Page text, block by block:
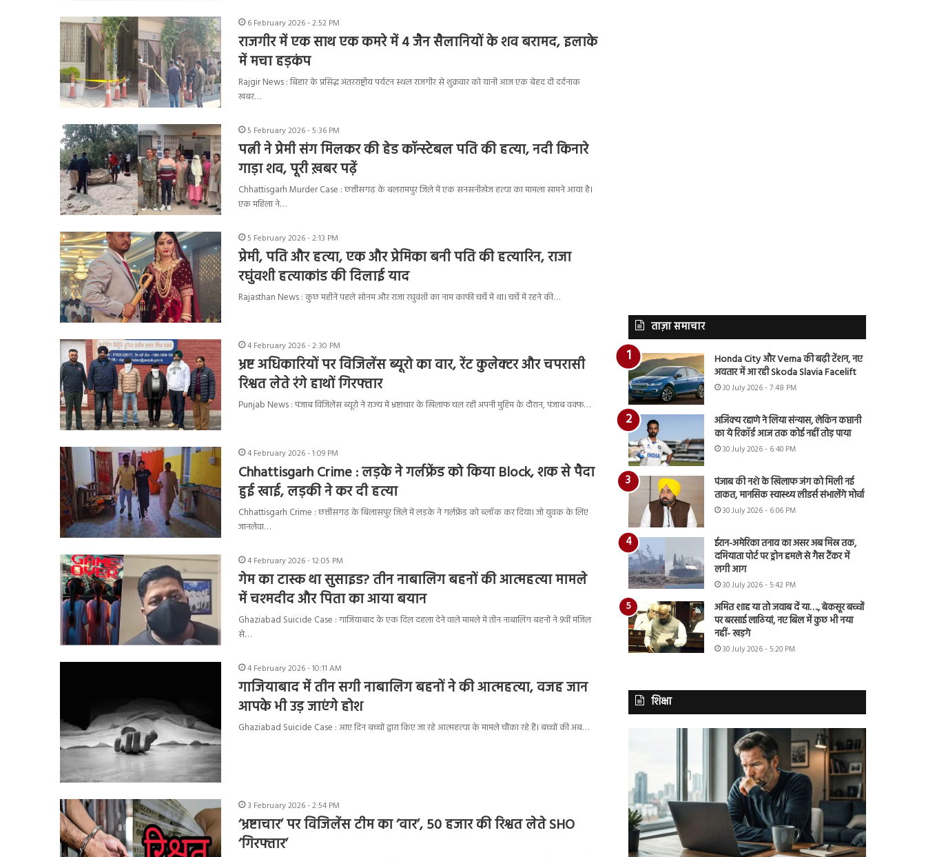
6 February 2026 - 2:52 PM
राजगीर में एक साथ एक कमरे में 4 जैन सैलानियों के शव बरामद, इलाके
में मचा हड़कंप
Rajgir News : बिहार के प्रसिद्ध अंतरराष्ट्रीय पर्यटन स्थल राजगीर से शुक्रवार को यानी आज एक बेहद दी दर्दनाक
खबर…
5 February 2026 - 5:36 PM
पत्नी ने प्रेमी संग मिलकर की हेड कॉन्स्टेबल पति की हत्या, नदी किनारे
गाड़ा शव, पूरी ख़बर पढ़ें
Chhattisgarh Murder Case : छत्तीसगढ़ के बलरामपुर जिले में एक सनसनीखेज हत्या का मामला सामने आया है।
एक महिला ने…
5 February 2026 - 2:13 PM
प्रेमी, पति और हत्या, एक और प्रेमिका बनी पति की हत्यारिन, राजा
रघुंवशी हत्याकांड की दिलाई याद
Rajasthan News : कुछ महीनें पहले सोनम और राजा रघुवंशी का नाम काफी चर्चे में था। चर्चे में रहने की…
4 February 2026 - 2:30 PM
भ्रष्ट अधिकारियों पर विजिलेंस ब्यूरो का वार, रेंट कुलेक्टर और चपरासी
रिश्वत लेते रंगे हाथों गिरफ्तार
Punjab News : पंजाब विजिलेंस ब्यूरो ने राज्य में भ्रष्टाचार के खिलाफ चल रही अपनी मुहिम के दौरान, पंजाब वक्फ…
4 February 2026 - 1:09 PM
Chhattisgarh Crime : लड़के ने गर्लफ्रेंड को किया Block, शक से पैदा
हुई खाई, लड़की ने कर दी हत्या
Chhattisgarh Crime : छत्तीसगढ़ के बिलासपुर जिले में लड़के ने गर्लफ्रेंड को ब्लॉक कर दिया। जो युवक के लिए
जानलेवा…
4 February 2026 - 12:05 PM
गेम का टास्क था सुसाइड? तीन नाबालिग बहनों की आत्महत्या मामले
में चश्मदीद और पिता का आया बयान
Ghaziabad Suicide Case : गाजियाबाद के एक दिल दहला देने वाले मामले में तीन नाबालिग बहनों ने 9वीं मंजिल
से…
4 February 2026 - 10:11 AM
गाजियाबाद में तीन सगी नाबालिग बहनों ने की आत्महत्या, वजह जान
आपके भी उड़ जाएंगे होश
Ghaziabad Suicide Case : आए दिन बच्चों द्वारा किए जा रहे आत्महत्या के मामले चौंका रहे हैं। बच्चों की अब…
3 February 2026 - 2:54 PM
‘भ्रष्टाचार’ पर विजिलेंस टीम का ‘वार’, 50 हजार की रिश्वत लेते SHO
‘गिरफ्तार’
ताज़ा समाचार
Honda City और Verna की बढ़ी टेंशन, नए
अवतार में आ रही Skoda Slavia Facelift
30 July 2026 - 7:48 PM
अजिंक्य रहाणे ने लिया संन्यास, लेकिन कप्तानी
का ये रिकॉर्ड आज तक कोई नहीं तोड़ पाया
30 July 2026 - 6:40 PM
पंजाब की नशे के खिलाफ जंग को मिली नई
ताकत, मानसिक स्वास्थ्य लीडर्स संभालेंगे मोर्चा
30 July 2026 - 6:06 PM
ईरान-अमेरिका तनाव का असर अब मिस्र तक,
दमियाता पोर्ट पर ड्रोन हमले से गैस टैंकर में
लगी आग
30 July 2026 - 5:42 PM
अमित शाह या तो जवाब दें या…., बेकसूर बच्चों
पर बरसाई लाठियां, नए बिल में कुछ भी नया
नहीं- खड़गे
30 July 2026 - 5:20 PM
शिक्षा